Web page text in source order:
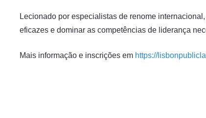
Lecionado por especialistas de renome
eficazes e dominar as competências de liderança
Mais informação e inscrições em https://